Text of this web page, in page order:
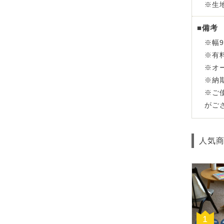
※生
■備考
※幅
※有
※オ
※納
※ご
がご
人気
1